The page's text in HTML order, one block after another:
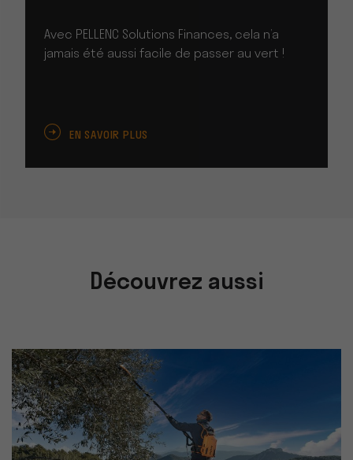
Avec PELLENC Solutions Finances, cela n’a
jamais été aussi facile de passer au vert !
EN SAVOIR PLUS
Découvrez aussi